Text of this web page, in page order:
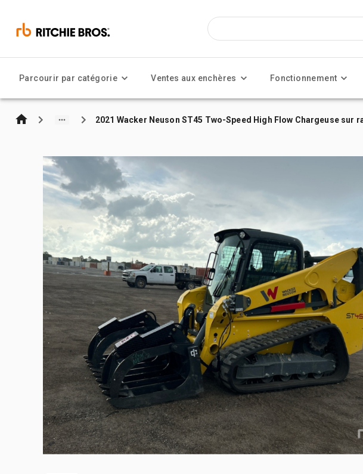
Parcourir par catégorie Ventes aux enchères Fonctionnement
2021 Wacker Neuson ST45 Two-Speed High Flow Chargeuse sur